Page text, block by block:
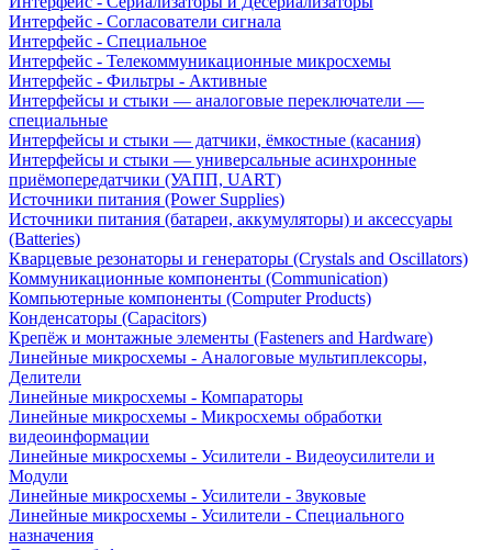
Интерфейс - Согласователи сигнала
Интерфейс - Специальное
Интерфейс - Телекоммуникационные микросхемы
Интерфейс - Фильтры - Активные
Интерфейсы и стыки — аналоговые переключатели —
специальные
Интерфейсы и стыки — датчики, ёмкостные (касания)
Интерфейсы и стыки — универсальные асинхронные
приёмопередатчики (УАПП, UART)
Источники питания (Power Supplies)
Источники питания (батареи, аккумуляторы) и аксессуары
(Batteries)
Кварцевые резонаторы и генераторы (Crystals and Oscillators)
Коммуникационные компоненты (Communication)
Компьютерные компоненты (Computer Products)
Конденсаторы (Capacitors)
Крепёж и монтажные элементы (Fasteners and Hardware)
Линейные микросхемы - Аналоговые мультиплексоры,
Делители
Линейные микросхемы - Компараторы
Линейные микросхемы - Микросхемы обработки
видеоинформации
Линейные микросхемы - Усилители - Видеоусилители и
Модули
Линейные микросхемы - Усилители - Звуковые
Линейные микросхемы - Усилители - Специального
назначения